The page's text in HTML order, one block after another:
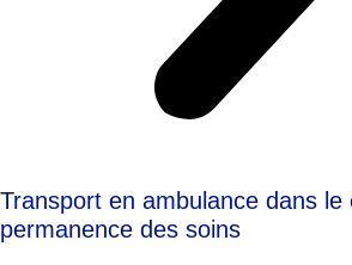
Transport en ambulance dans le
permanence des soins